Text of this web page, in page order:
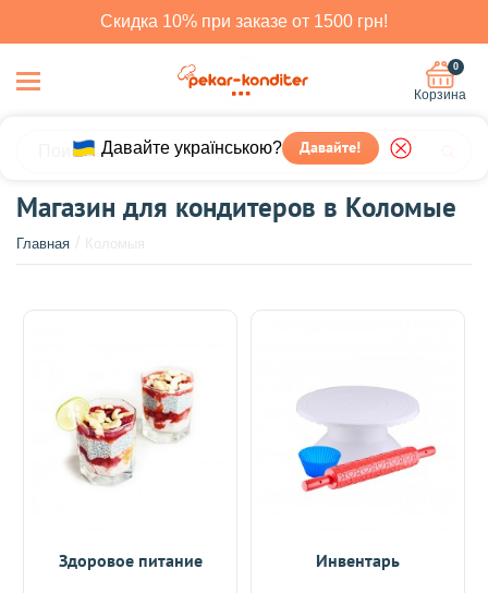
Скидка 10% при заказе от 1500 грн!
Давайте українською? Давайте!
0
Корзина
Магазин для кондитеров в Коломые
Главная
Здоровое питание Инвентарь